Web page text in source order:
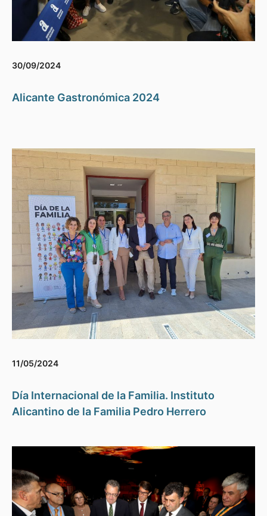
30/09/2024
Alicante Gastronómica 2024
11/05/2024
Día Internacional de la Familia. Instituto
Alicantino de la Familia Pedro Herrero